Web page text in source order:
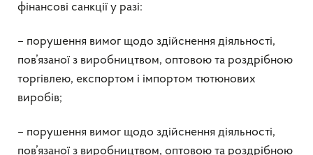
фінансові санкції у разі:
– порушення вимог щодо здійснення діяльності,
пов’язаної з виробництвом, оптовою та роздрібною
торгівлею, експортом і імпортом тютюнових
виробів;
– порушення вимог щодо здійснення діяльності,
пов’язаної з виробництвом, оптовою та роздрібною